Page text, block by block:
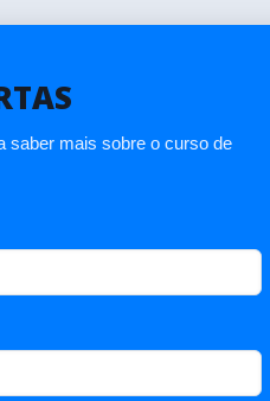
saber mais sobre o curso de